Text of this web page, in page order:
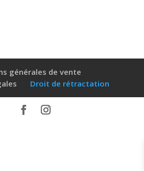
générales de vente
Droit de rétractation